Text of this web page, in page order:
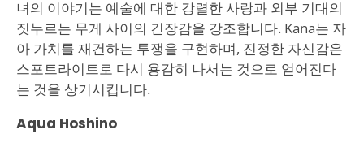
녀의 이야기는 예술에 대한 강렬한 사랑과 외부 기대의
짓누르는 무게 사이의 긴장감을 강조합니다. Kana는 자
아 가치를 재건하는 투쟁을 구현하며, 진정한 자신감은
스포트라이트로 다시 용감히 나서는 것으로 얻어진다
는 것을 상기시킵니다.
Aqua Hoshino